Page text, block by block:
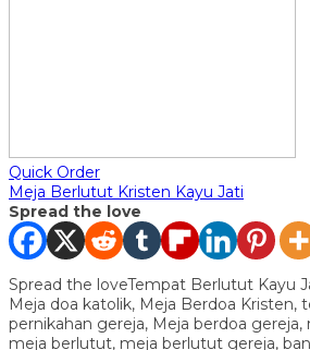
Quick Order
Meja Berlutut Kristen Kayu Jati
Spread the love
Spread the loveTempat Berlutut Kayu
Meja doa katolik, Meja Berdoa
pernikahan gereja, Meja berdoa
meja berlutut, meja berlutut gereja,